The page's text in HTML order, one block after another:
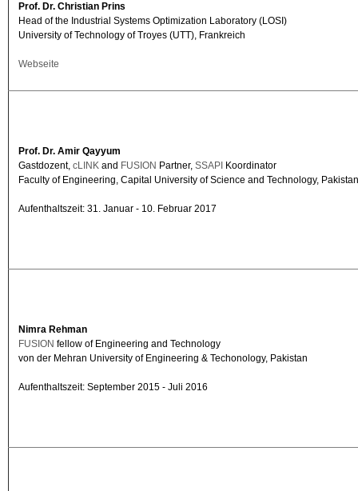
Prof. Dr. Christian Prins
Head of the Industrial Systems Optimization Laboratory (LOSI)
University of Technology of Troyes (UTT), Frankreich
Webseite
Prof. Dr. Amir Qayyum
Gastdozent, cLINKand FUSION Partner, SSAPI Koordinator
Faculty of Engineering, Capital University of Science and Technology, Pakistan
Aufenthaltszeit: 31. Januar - 10. Februar 2017
Nimra Rehman
FUSION fellow of Engineering and Technology
von der Mehran University of Engineering & Techonology, Pakistan
Aufenthaltszeit: September 2015 - Juli 2016